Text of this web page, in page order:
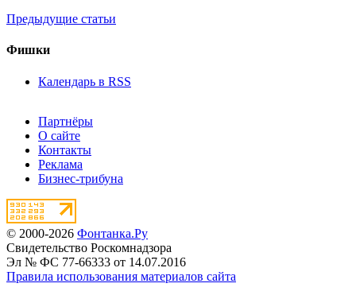
Предыдущие статьи
Фишки
Календарь в RSS
Партнёры
О сайте
Контакты
Реклама
Бизнес-трибуна
© 2000-2026 Фонтанка.Ру
Свидетельство Роскомнадзора
Эл № ФС 77-66333 от 14.07.2016
Правила использования материалов сайта